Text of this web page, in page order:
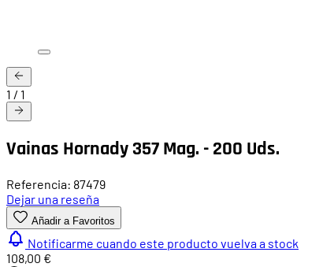
1 / 1
Vainas Hornady 357 Mag. - 200 Uds.
Referencia: 87479
Dejar una reseña
Añadir a Favoritos
Notificarme cuando este producto vuelva a stock
108,00 €